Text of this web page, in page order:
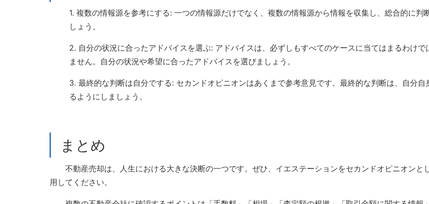
1. 複数の情報源を参考にする: 一つの情報源だけでなく、複数の情報源から情報を収集し、総合的に判
しょう。
2. 自分の状況に合ったアドバイスを選ぶ: アドバイスは、必ずしもすべてのケースに当てはまるわけで
ません。自分の状況や希望に合ったアドバイスを選びましょう。
3. 最終的な判断は自分でする: セカンドオピニオンはあくまで参考意見です。最終的な判断は、自分自
るようにしましょう。
まとめ
不動産売却は、人生における大きな決断の一つです。ぜひ、イエステーションをセカンドオピニオンと
用してください。